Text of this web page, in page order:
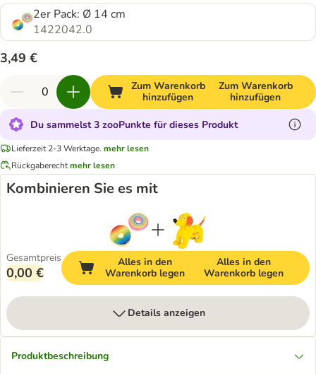
2er Pack: Ø 14 cm
1422042.0
3,49 €
Zum Warenkorb
hinzufügen
Zum Warenkorb
hinzufügen
Du sammelst 3 zooPunkte für dieses Produkt
Lieferzeit 2-3 Werktage. mehr lesen
Rückgaberechtmehr lesen
Kombinieren Sie es mit
Gesamtpreis
0,00 €
Alles in den
Warenkorb legen
Alles in den
Warenkorb legen
Details anzeigen
Produktbeschreibung